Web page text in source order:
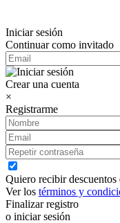
Iniciar sesión
Continuar como invitado
Crear una cuenta
×
Registrarme
Quiero recibir
Ver los términos y
Finalizar registro
o iniciar sesión